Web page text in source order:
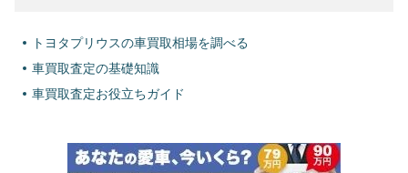
トヨタプリウスの車買取相場を調べる
車買取査定の基礎知識
車買取査定お役立ちガイド